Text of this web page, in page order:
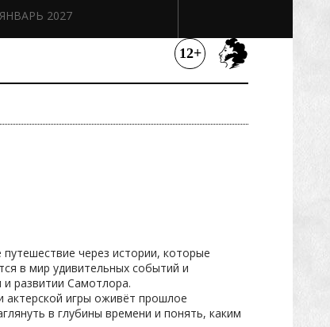
ЯНВАРЬ 2027
12+
через истории, которые
в мир удивительных событий и
и развитии Самотлора.
игры оживёт прошлое
в глубины времени и понять, каким